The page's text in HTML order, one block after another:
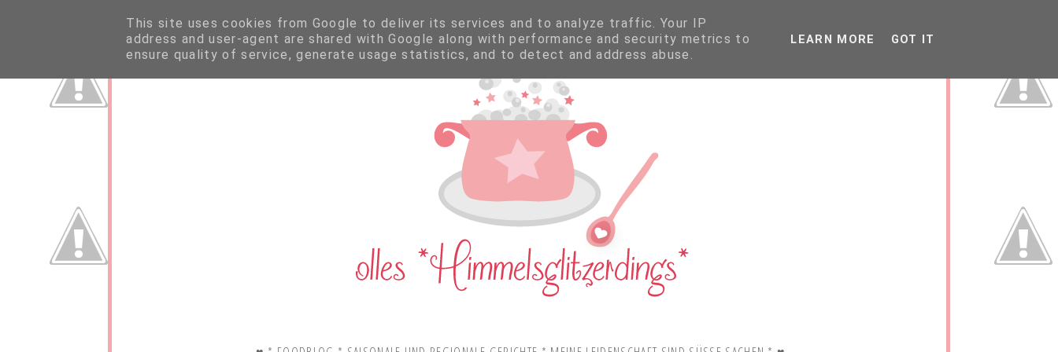
This site uses cookies from Google to deliver its services and to analyze traffic. Your IP
address and user-agent are shared with Google along with performance and security metrics to
ensure quality of service, generate usage statistics, and to detect and address abuse.
LEARN MORE GOT IT